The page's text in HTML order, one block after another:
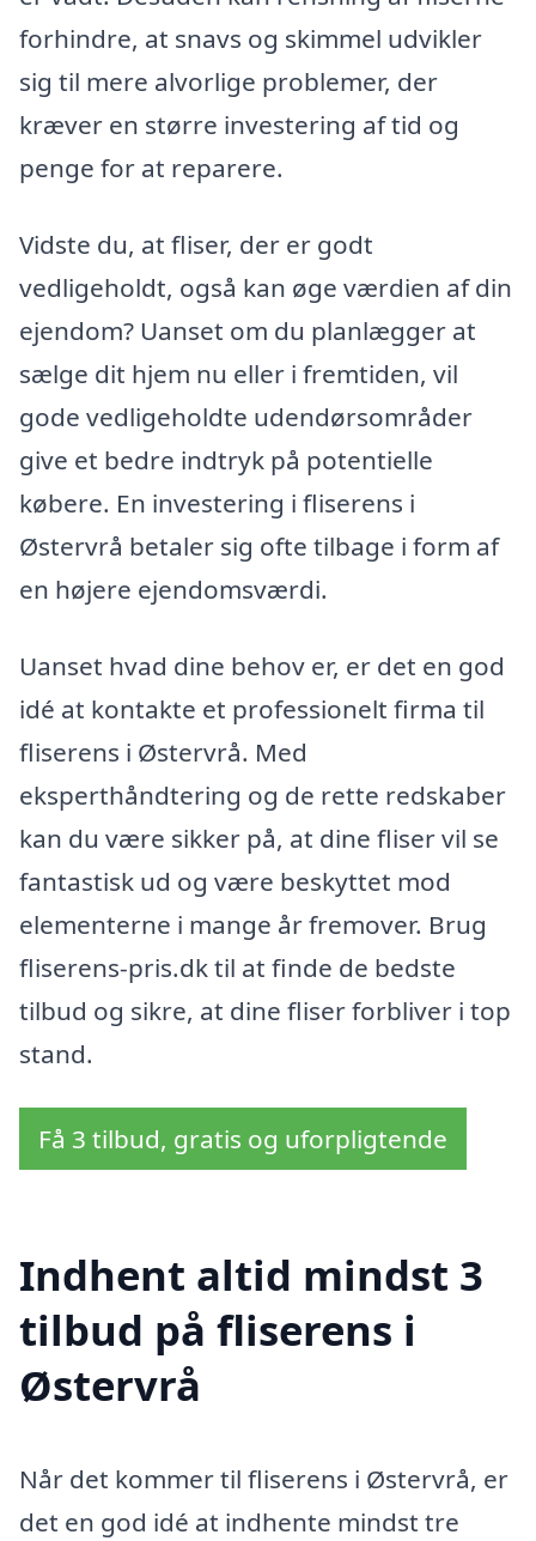
forhindre, at snavs og skimmel udvikler
sig til mere alvorlige problemer, der
kræver en større investering af tid og
penge for at reparere.
Vidste du, at fliser, der er godt
vedligeholdt, også kan øge værdien af din
ejendom? Uanset om du planlægger at
sælge dit hjem nu eller i fremtiden, vil
gode vedligeholdte udendørsområder
give et bedre indtryk på potentielle
købere. En investering i fliserens i
Østervrå betaler sig ofte tilbage i form af
en højere ejendomsværdi.
Uanset hvad dine behov er, er det en god
idé at kontakte et professionelt firma til
fliserens i Østervrå. Med
eksperthåndtering og de rette redskaber
kan du være sikker på, at dine fliser vil se
fantastisk ud og være beskyttet mod
elementerne i mange år fremover. Brug
fliserens-pris.dk til at finde de bedste
tilbud og sikre, at dine fliser forbliver i top
stand.
Få 3 tilbud, gratis og uforpligtende
Indhent altid mindst 3
tilbud på fliserens i
Østervrå
Når det kommer til fliserens i Østervrå, er
det en god idé at indhente mindst tre